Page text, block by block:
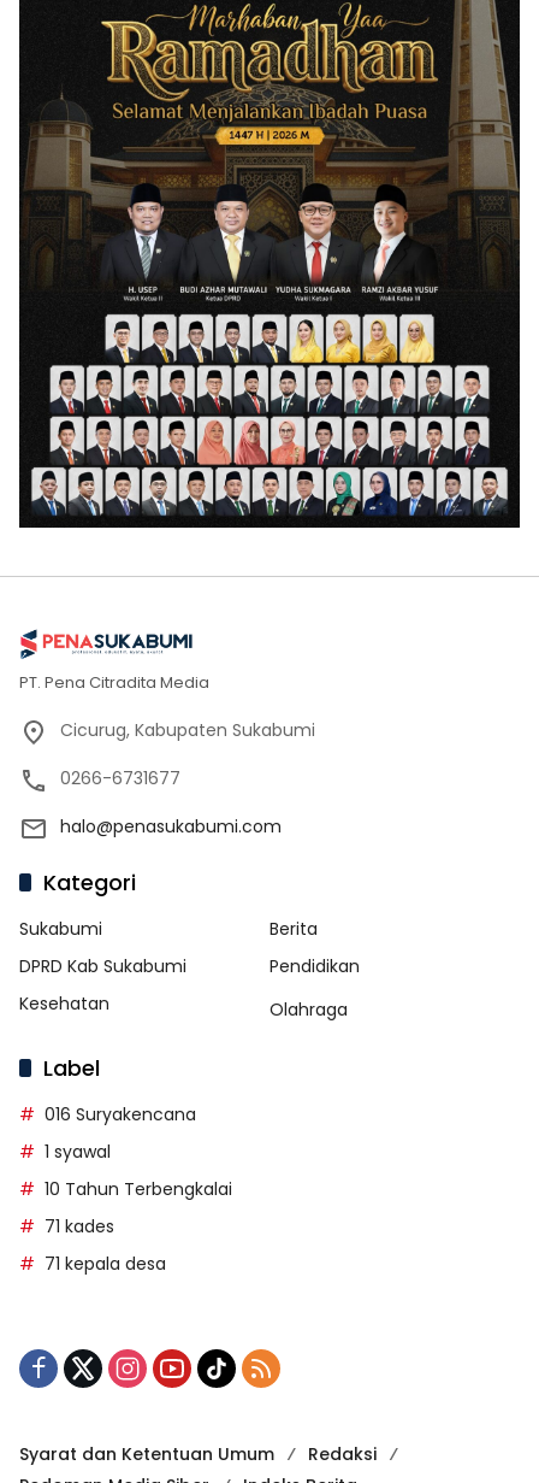
PT. Pena Citradita Media
Cicurug, Kabupaten Sukabumi
0266-6731677
halo@penasukabumi.com
Kategori
Sukabumi
Berita
DPRD Kab Sukabumi
Pendidikan
Kesehatan
Olahraga
Label
016 Suryakencana
1 syawal
10 Tahun Terbengkalai
71 kades
71 kepala desa
Syarat dan Ketentuan Umum
Redaksi